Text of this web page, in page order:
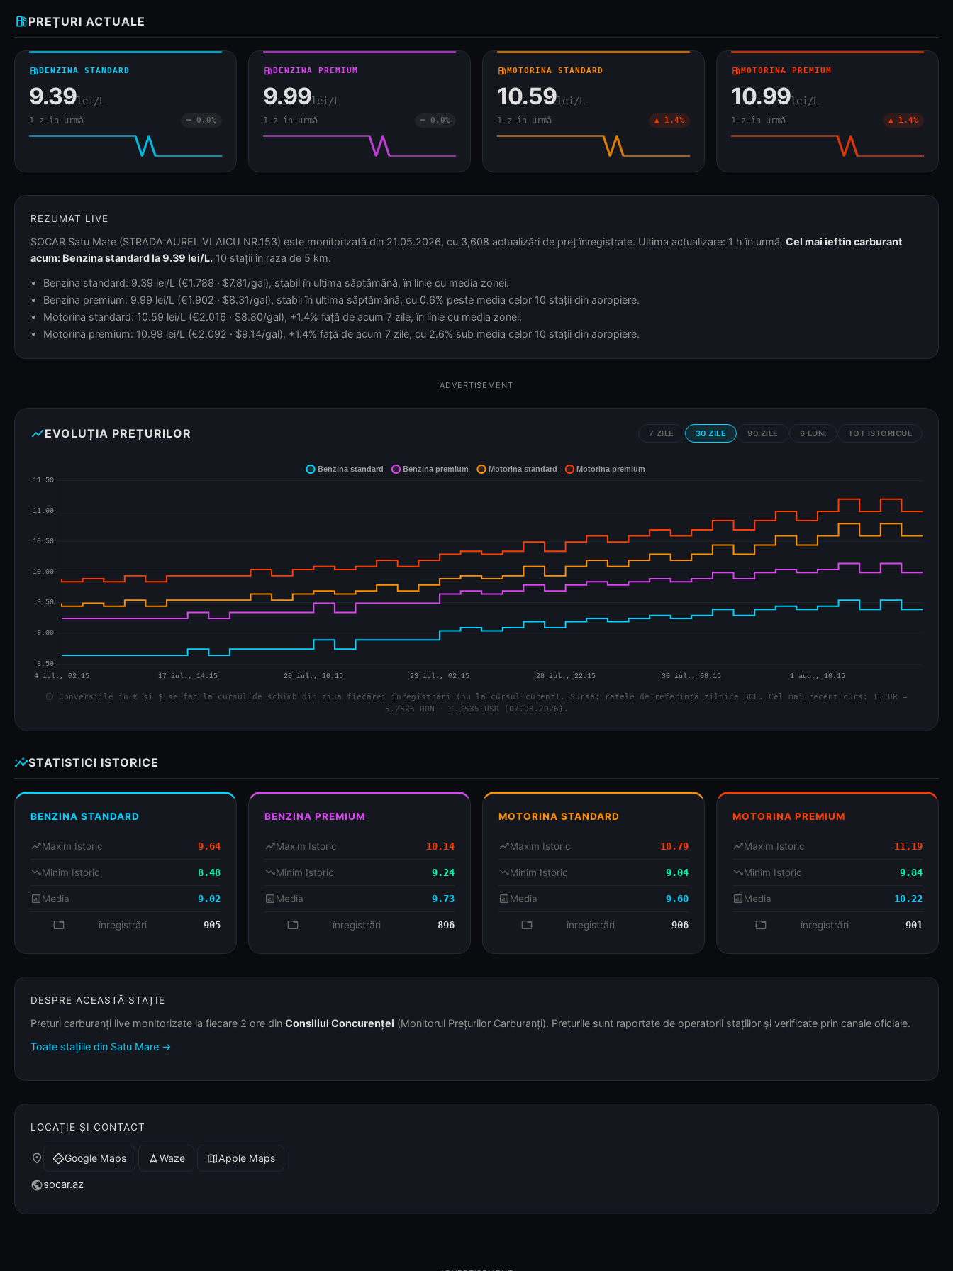
local_gas_station PREȚURI ACTUALE
local_gas_stationBENZINA STANDARD
9.39lei/L
1 z în urmă ━ 0.0%
local_gas_stationBENZINA PREMIUM
9.99lei/L
1 z în urmă ━ 0.0%
local_gas_stationMOTORINA STANDARD
10.59lei/L
1 z în urmă ▲ 1.4%
local_gas_stationMOTORINA PREMIUM
10.99lei/L
1 z în urmă ▲ 1.4%
REZUMAT LIVE
SOCAR Satu Mare (STRADA AUREL VLAICU NR.153) este monitorizată din 21.05.2026, cu 3,608 actualizări de preț înregistrate. Ultima actualizare: 1 h în urmă. Cel mai ieftin carburant
acum: Benzina standard la 9.39 lei/L. 10 stații în raza de 5 km.
Benzina standard: 9.39 lei/L (€1.788 · $7.81/gal), stabil în ultima săptămână, în linie cu media zonei.
Benzina premium: 9.99 lei/L (€1.902 · $8.31/gal), stabil în ultima săptămână, cu 0.6% peste media celor 10 stații din apropiere.
Motorina standard: 10.59 lei/L (€2.016 · $8.80/gal), +1.4% față de acum 7 zile, în linie cu media zonei.
Motorina premium: 10.99 lei/L (€2.092 · $9.14/gal), +1.4% față de acum 7 zile, cu 2.6% sub media celor 10 stații din apropiere.
ADVERTISEMENT
show_chartEVOLUȚIA PREȚURILOR 7 ZILE 30 ZILE 90 ZILE 6 LUNI TOT ISTORICUL
info
Conversiile în € și $ se fac la cursul de schimb din ziua fiecărei înregistrări (nu la cursul curent). Sursă: ratele de referință zilnice BCE. Cel mai recent curs: 1 EUR =
5.2525 RON · 1.1535 USD (07.08.2026).
insightsSTATISTICI ISTORICE
BENZINA STANDARD
trending_upMaxim Istoric 9.64
trending_downMinim Istoric 8.48
analyticsMedia 9.02
database înregistrări 905
BENZINA PREMIUM
trending_upMaxim Istoric 10.14
trending_downMinim Istoric 9.24
analyticsMedia 9.73
database înregistrări 896
MOTORINA STANDARD
trending_upMaxim Istoric 10.79
trending_downMinim Istoric 9.04
analyticsMedia 9.60
database înregistrări 906
MOTORINA PREMIUM
trending_upMaxim Istoric 11.19
trending_downMinim Istoric 9.84
analyticsMedia 10.22
database înregistrări 901
DESPRE ACEASTĂ STAȚIE
Prețuri carburanți live monitorizate la fiecare 2 ore din Consiliul Concurenței (Monitorul Prețurilor Carburanți). Prețurile sunt raportate de operatorii stațiilor și verificate prin canale oficiale.
Toate stațiile din Satu Mare →
LOCAȚIE ȘI CONTACT
place directionsGoogle Maps navigation Waze mapApple Maps
publicsocar.az